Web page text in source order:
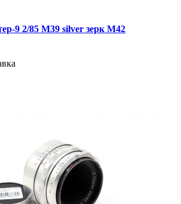
9 2/85 М39 silver зерк М42